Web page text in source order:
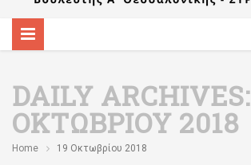
DAILY ARCHIVES:
ΟΚΤΩΒΡΊΟΥ 2018
Home 19 Οκτωβρίου 2018